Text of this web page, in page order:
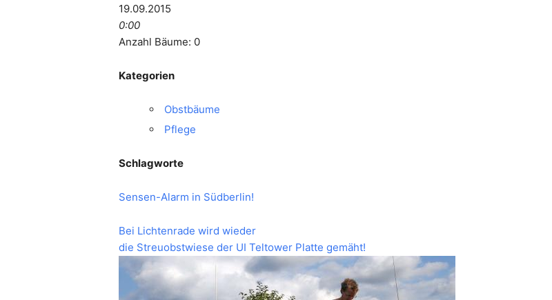
19.09.2015
0:00
Anzahl Bäume: 0
Kategorien
Obstbäume
Pflege
Schlagworte
Sensen-Alarm in Südberlin!
Bei Lichtenrade wird wieder
die Streuobstwiese der UI Teltower Platte gemäht!